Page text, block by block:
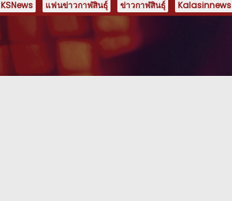
KSNews แฟนข่าวกาฬสินธุ์ ข่าวกาฬสินธุ์ Kalasinnews